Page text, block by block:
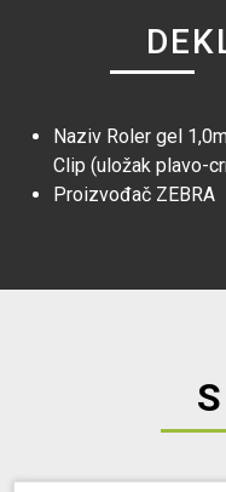
Naziv Roler gel
Clip (uložak plavo-
Proizvođač ZEBRA